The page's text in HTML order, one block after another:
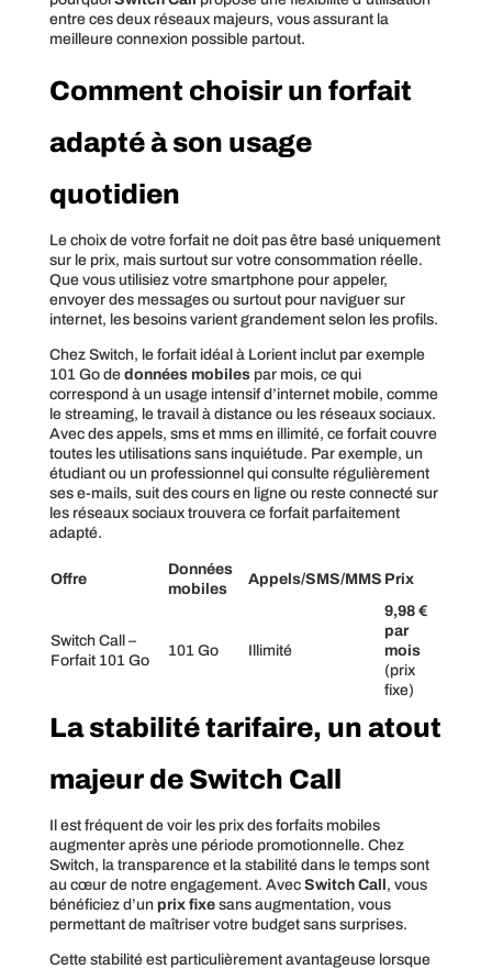
entre ces deux réseaux majeurs, vous assurant la
meilleure connexion possible partout.
Comment choisir un forfait
adapté à son usage
quotidien
Le choix de votre forfait ne doit pas être basé uniquement
sur le prix, mais surtout sur votre consommation réelle.
Que vous utilisiez votre smartphone pour appeler,
envoyer des messages ou surtout pour naviguer sur
internet, les besoins varient grandement selon les profils.
Chez Switch, le forfait idéal à Lorient inclut par exemple
101 Go de données mobilespar mois, ce qui
correspond à un usage intensif d’internet mobile, comme
le streaming, le travail à distance ou les réseaux sociaux.
Avec des appels, sms et mms en illimité, ce forfait couvre
toutes les utilisations sans inquiétude. Par exemple, un
étudiant ou un professionnel qui consulte régulièrement
ses e-mails, suit des cours en ligne ou reste connecté sur
les réseaux sociaux trouvera ce forfait parfaitement
adapté.
Offre
Données
mobiles
Appels/SMS/MMS Prix
Switch Call –
Forfait 101 Go
101 Go Illimité
9,98 €
par
mois
(prix
fixe)
La stabilité tarifaire, un atout
majeur de Switch Call
Il est fréquent de voir les prix des forfaits mobiles
augmenter après une période promotionnelle. Chez
Switch, la transparence et la stabilité dans le temps sont
au cœur de notre engagement. Avec Switch Call, vous
bénéficiez d’un prix fixesans augmentation, vous
permettant de maîtriser votre budget sans surprises.
Cette stabilité est particulièrement avantageuse lorsque